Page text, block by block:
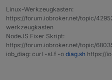
Linux-Werkzeugkasten:
https://forum.iobroker.net/topic/
werkzeugkasten
NodeJS Fixer Skript:
https://forum.iobroker.net/topic/
iob_diag: curl -sLf -o diag.sh https://